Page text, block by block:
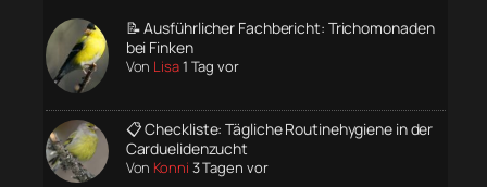
📝 Ausführlicher Fachbericht: Trichomonaden
bei Finken
Von Lisa1 Tag vor
📋 Checkliste: Tägliche Routinehygiene in der
Carduelidenzucht
Von Konni 3 Tagen vor